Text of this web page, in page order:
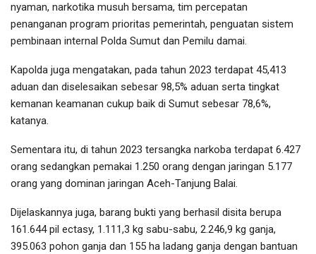
nyaman, narkotika musuh bersama, tim percepatan
penanganan program prioritas pemerintah, penguatan sistem
pembinaan internal Polda Sumut dan Pemilu damai.
Kapolda juga mengatakan, pada tahun 2023 terdapat 45,413
aduan dan diselesaikan sebesar 98,5% aduan serta tingkat
kemanan keamanan cukup baik di Sumut sebesar 78,6%,
katanya.
Sementara itu, di tahun 2023 tersangka narkoba terdapat 6.427
orang sedangkan pemakai 1.250 orang dengan jaringan 5.177
orang yang dominan jaringan Aceh-Tanjung Balai.
Dijelaskannya juga, barang bukti yang berhasil disita berupa
161.644 pil ectasy, 1.111,3 kg sabu-sabu, 2.246,9 kg ganja,
395.063 pohon ganja dan 155 ha ladang ganja dengan bantuan